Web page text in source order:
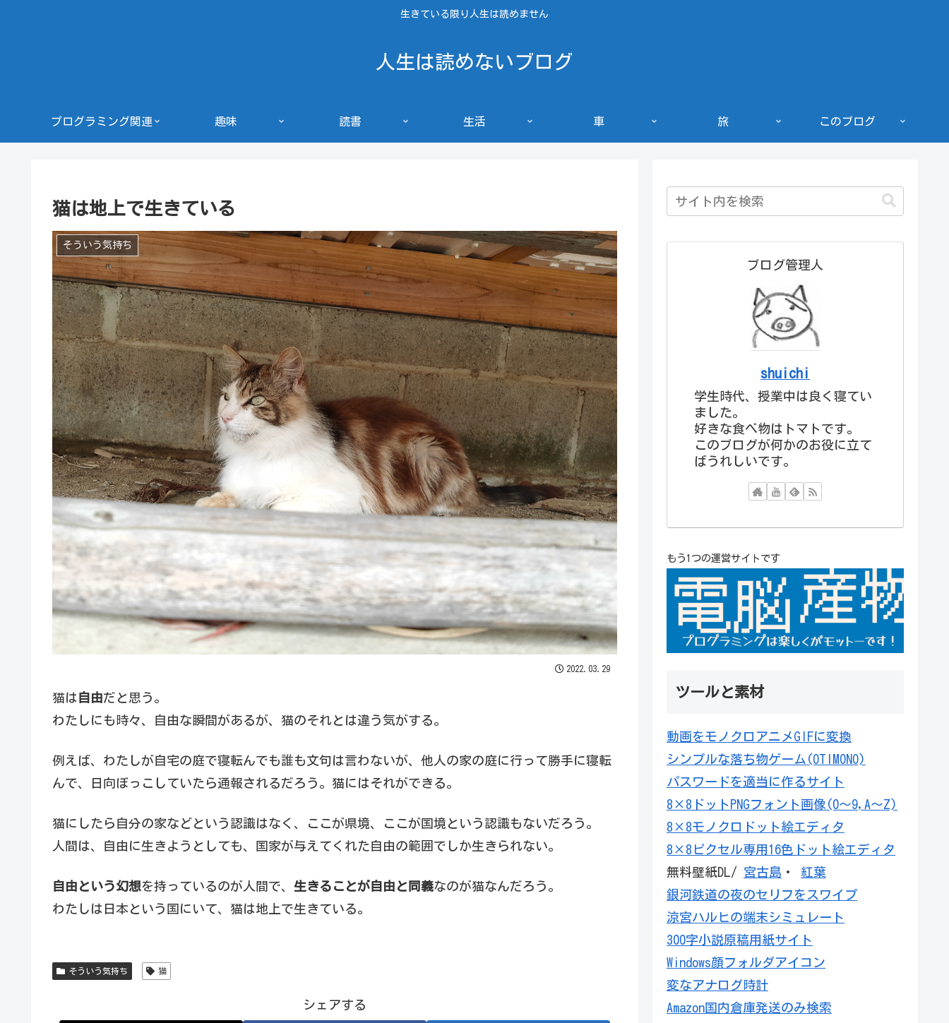
生きている限り人生は読めません
人生は読めないブログ
プログラミング関連 趣味 読書 生活 車 旅 このブログ
猫は地上で生きている
そういう気持ち
2022.03.29
猫は 自由だと思う。
わたしにも時々、自由な瞬間があるが、猫のそれとは違う気がする。
例えば、わたしが自宅の庭で寝転んでも誰も文句は言わないが、他人の家の庭に行って勝手に寝転
んで、日向ぼっこしていたら通報されるだろう。猫にはそれができる。
猫にしたら自分の家などという認識はなく、ここが県境、ここが国境という認識もないだろう。
人間は、自由に生きようとしても、国家が与えてくれた自由の範囲でしか生きられない。
自由という幻想を持っているのが人間で、 生きることが自由と同義なのが猫なんだろう。
わたしは日本という国にいて、猫は地上で生きている。
そういう気持ち 猫
シェアする
ブログ管理人
shuichi
学生時代、授業中は良く寝てい
ました。
好きな食べ物はトマトです。
このブログが何かのお役に立て
ばうれしいです。
もう1つの運営サイトです
ツールと素材
動画をモノクロアニメGIFに変換
シンプルな落ち物ゲーム(OTIMONO)
パスワードを適当に作るサイト
8×8ドットPNGフォント画像(0～9,A～Z)
8×8モノクロドット絵エディタ
8×8ピクセル専用16色ドット絵エディタ
無料壁紙DL/ 宮古島 ・ 紅葉
銀河鉄道の夜のセリフをスワイプ
涼宮ハルヒの端末シミュレート
300字小説原稿用紙サイト
Windows顔フォルダアイコン
変なアナログ時計
Amazon国内倉庫発送のみ検索